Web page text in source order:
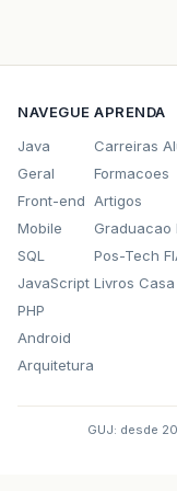
NAVEGUE
Java
Geral
Front-end
Mobile
SQL
JavaScript
PHP
Android
Arquitetura
APRENDA
Carreiras
Formacoes
Artigos
Graduacao
Pos-Tech
Livros
GUJ: desde